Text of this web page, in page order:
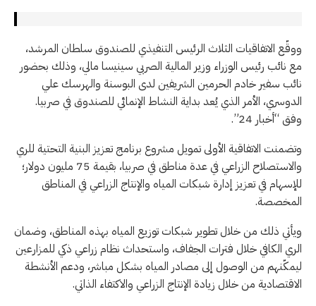
ووقّع الاتفاقيات الثلاث الرئيس التنفيذي للصندوق سلطان المرشد،
مع نائب رئيس الوزراء وزير المالية الصربي سينيسا مالي، وذلك بحضور
نائب سفير خادم الحرمين الشريفين لدى البوسنة والهرسك علي
الدوسري، الأمر الذي يُعد بداية النشاط الإنمائي للصندوق في صربيا.
وفق “أخبار 24”.
وتضمنت الاتفاقية الأولى تمويل مشروع برنامج تعزيز البنية التحتية للري
والاستصلاح الزراعي في عدة مناطق في صربيا، بقيمة 75 مليون دولار؛
للإسهام في تعزيز إدارة شبكات المياه والإنتاج الزراعي في المناطق
المخصصة.
ويأتي ذلك من خلال تطوير شبكات توزيع المياه بهذه المناطق، وضمان
الري الكافي خلال فترات الجفاف، واستحداث نظام زراعي ذكي للمزارعين
ليمكّنهم من الوصول إلى مصادر المياه بشكل مباشر، ودعم الأنشطة
الاقتصادية من خلال زيادة الإنتاج الزراعي والاكتفاء الذاتي.